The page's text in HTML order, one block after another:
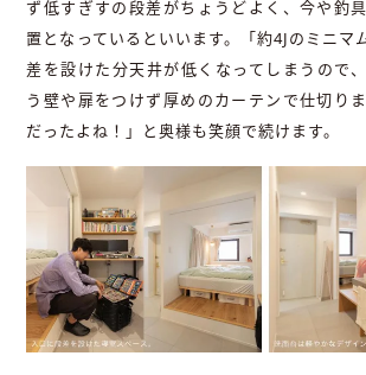
ず低すぎすの段差がちょうどよく、今や釣
置となっているといいます。「約4Jのミニマ
差を設けた分天井が低くなってしまうので
う壁や扉をつけず厚めのカーテンで仕切り
だったよね！」と奥様も笑顔で続けます。